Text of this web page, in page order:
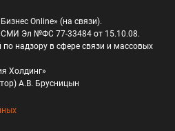
Online» (на связи).
СМИ Эл №ФС 77-33484 от 15.10.08.
надзору в сфере связи и массовых
Холдинг»
А.В. Брусницын